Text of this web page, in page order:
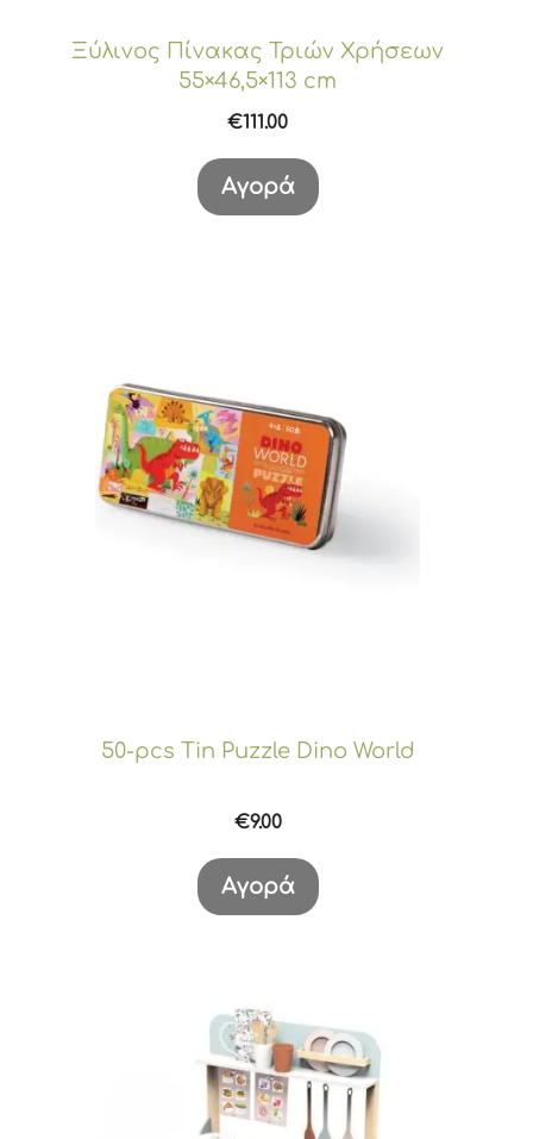
Ξύλινος Πίνακας Τριών Χρήσεων
55×46,5×113 cm
€111.00
Αγορά
50-pcs Tin Puzzle Dino World
€9.00
Αγορά